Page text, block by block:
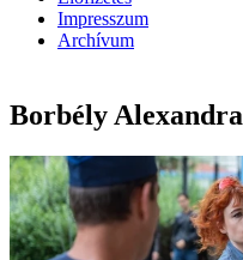
Impresszum
Archívum
Borbély Alexandra